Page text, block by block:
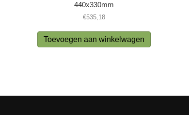
440x330mm
€535,18
Toevoegen aan winkelwagen